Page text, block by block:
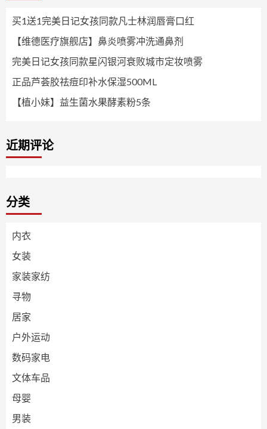
买1送1完美日记女孩同款凡士林润唇膏口红
【维德医疗旗舰店】鼻炎喷雾冲洗通鼻剂
完美日记女孩同款星闪银河衰败城市定妆喷雾
正品芦荟胶祛痘印补水保湿500ML
【植小妹】益生菌水果酵素粉5条
近期评论
分类
内衣
女装
家装家纺
寻物
居家
户外运动
数码家电
文体车品
母婴
男装